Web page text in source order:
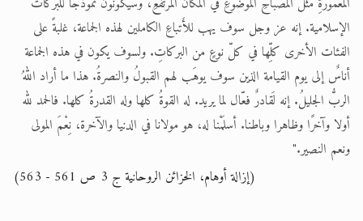
الإسلامية. إنه عز وجل سوف يهب للأَتباعِ الكاملين لهذه الجماعة، غلبةً على
الفئات الأخرى كلِّها في كلّ نوعٍ من البركاتِ. ولسوف يكون في هذه الجماعة
أناسٌ إلى يوم القيامة الذين سوف يوهَب لهم القبولُ والنصرةُ. هذا ما أراد اللهُ
الربُّ الجليلُ. إنه لَقادرٌ فعّال لما يريد. له القوةُ كلها وله القدرةُ كلها. فالحمد لله
أولا وآخرًا وظاهرا وباطنا. أسلَمْنا له، هو مولانا في الدنيا والآخرة، نِعْمَ المولى
ونعم النصير."
(إزالة أوهام، الخزائن الروحانية ج 3 ص 561 - 563)